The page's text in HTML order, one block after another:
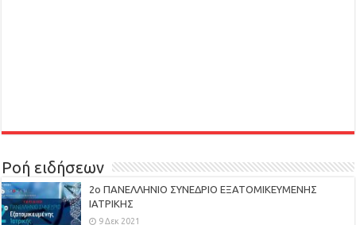
Ροή ειδήσεων
2ο ΠΑΝΕΛΛΗΝΙΟ ΣΥΝΕΔΡΙΟ ΕΞΑΤΟΜΙΚΕΥΜΕΝΗΣ
ΙΑΤΡΙΚΗΣ
9 Δεκ 2021